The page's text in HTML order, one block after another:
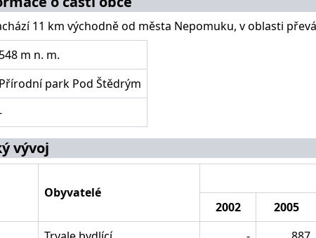
11 km východně od města Nepomuku, v oblasti
548 m n. m.
Přírodní park Pod Štědrým
vývoj
Obyvatelé
2002
2005